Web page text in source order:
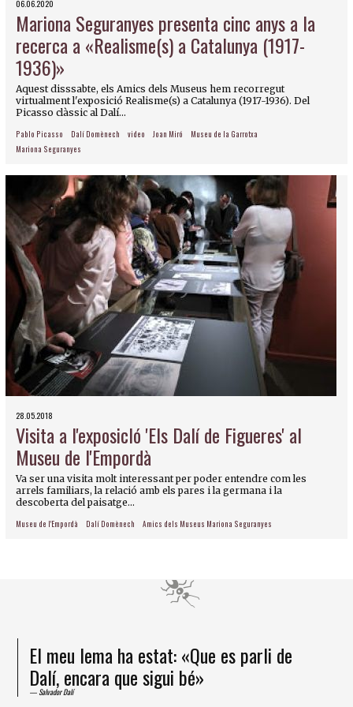
06.06.2020
Mariona Seguranyes presenta cinc anys a la
recerca a «Realisme(s) a Catalunya (1917-
1936)»
Aquest disssabte, els Amics dels Museus hem recorregut
virtualment l'exposició Realisme(s) a Catalunya (1917-1936). Del
Picasso clàssic al Dalí...
Pablo Picasso Dalí Domènech video Joan Miró
Museu de la Garrotxa
Mariona Seguranyes
28.05.2018
Visita a l'exposicIó 'Els Dalí de Figueres' al
Museu de l'Empordà
Va ser una visita molt interessant per poder entendre com les
arrels familiars, la relació amb els pares i la germana i la
descoberta del paisatge...
Museu de l'Empordà Dalí Domènech Amics dels Museus Mariona Seguranyes
El meu lema ha estat: «Que es parli de
Dalí, encara que sigui bé»
Salvador Dalí